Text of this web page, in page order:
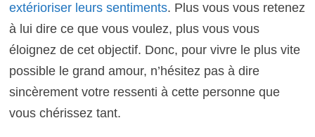
extérioriser leurs sentiments. Plus vous vous retenez
à lui dire ce que vous voulez, plus vous vous
éloignez de cet objectif. Donc, pour vivre le plus vite
possible le grand amour, n’hésitez pas à dire
sincèrement votre ressenti à cette personne que
vous chérissez tant.